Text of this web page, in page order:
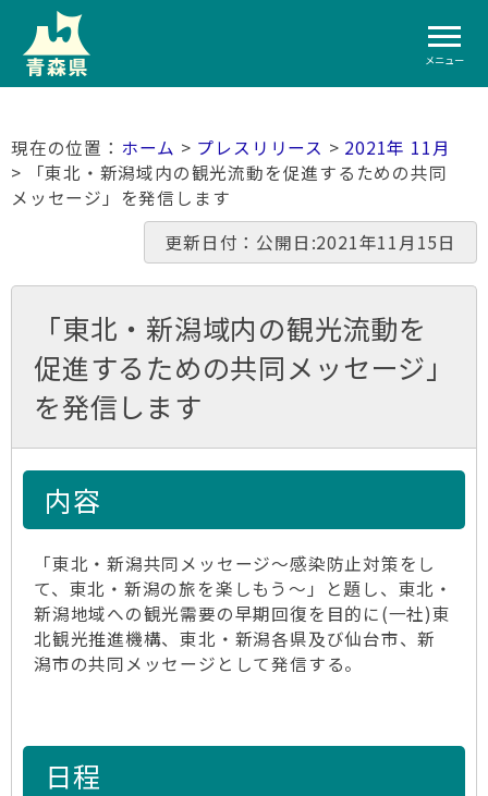
メニュー
ホーム > プレスリリース > 2021年 11月
> 「東北・新潟域内の観光流動を促進するための共同
メッセージ」を発信します
更新日付：公開日:2021年11月15日
「東北・新潟域内の観光流動を
促進するための共同メッセージ」
を発信します
内容
「東北・新潟共同メッセージ～感染防止対策をし
て、東北・新潟の旅を楽しもう～」と題し、東北・
新潟地域への観光需要の早期回復を目的に(一社)東
北観光推進機構、東北・新潟各県及び仙台市、新
潟市の共同メッセージとして発信する。
日程